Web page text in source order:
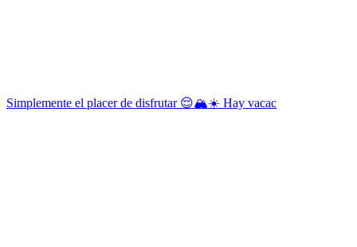
Simplemente el placer de disfrutar 😌🏔️☀️ Hay vacac